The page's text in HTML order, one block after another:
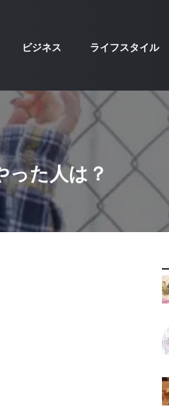
ビジネス ライフスタイル
った人は？